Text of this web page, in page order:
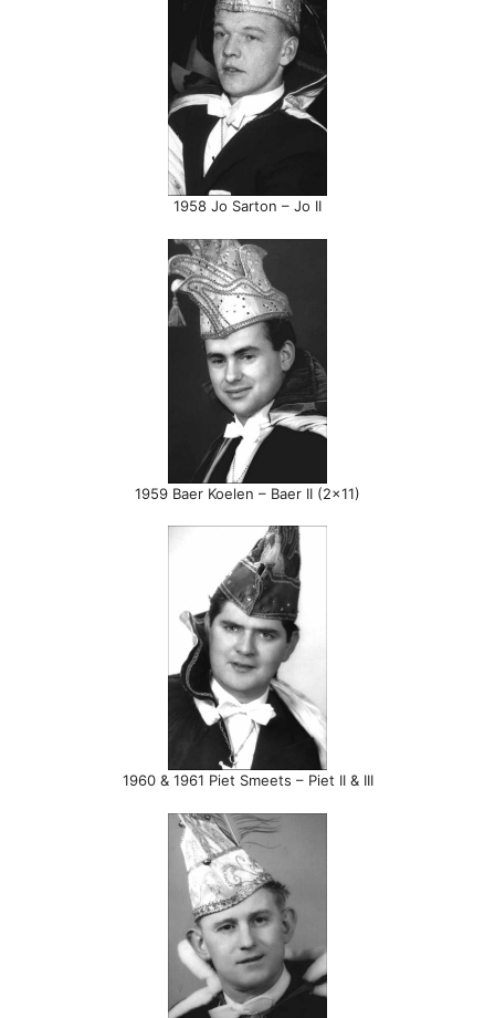
1958 Jo Sarton – Jo II
1959 Baer Koelen – Baer II (2×11)
1960 & 1961 Piet Smeets – Piet II & III